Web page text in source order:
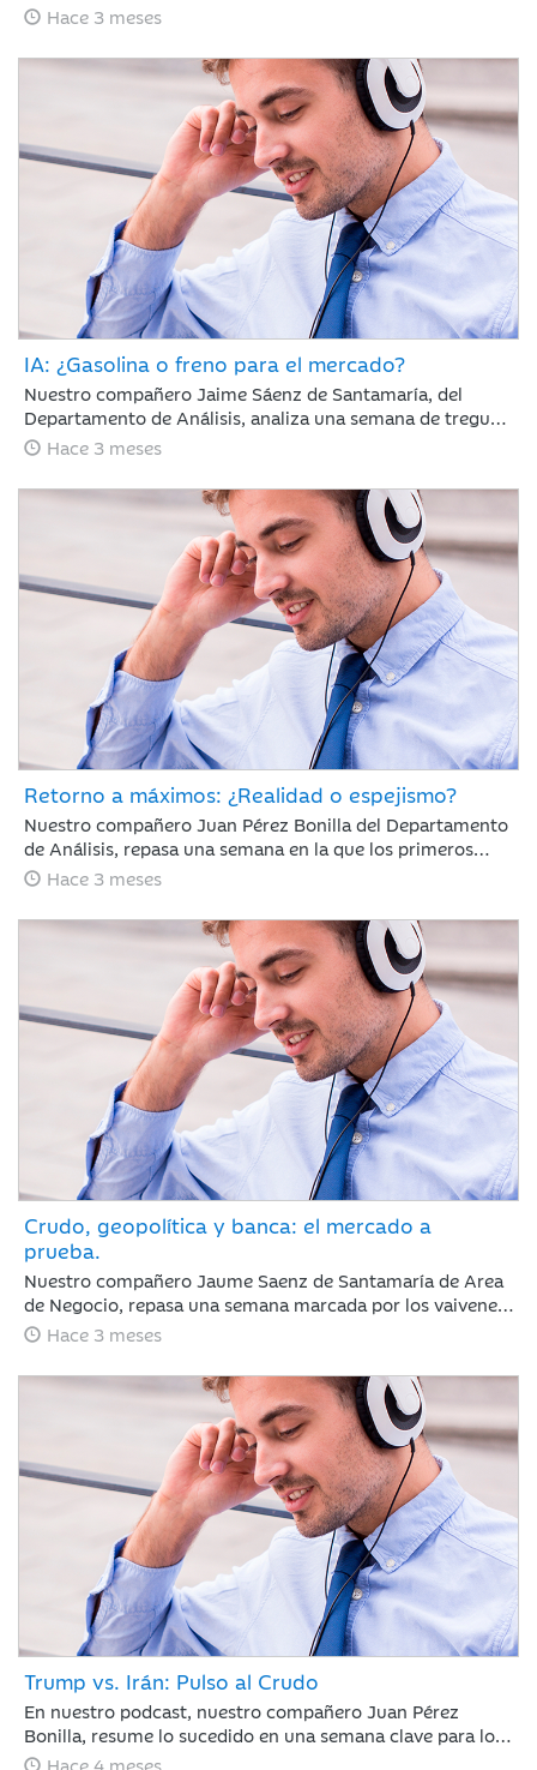
65 días con el estrecho de Ormuz cerrado y la tensión en
bloqueo, recuperando en abril gran parte del terreno
perdido en marzo.
Hace 3 meses
IA: ¿Gasolina o freno para el mercado?
Nuestro compañero Jaime Sáenz de Santamaría, del
Departamento de Análisis, analiza una semana de tregua
geopolítica en la que, pese a la falta de avances en las
empresariales retoman el protagonismo en las bolsas.
Hace 3 meses
Retorno a máximos: ¿Realidad o espejismo?
Nuestro compañero Juan Pérez Bonilla del Departamento
de Análisis, repasa una semana en la que los primeros
diálogos y pactos de alto al fuego han impulsado el
acercado a niveles previos al conflicto.
Hace 3 meses
Crudo, geopolítica y banca: el mercado a
prueba.
Nuestro compañero Jaume Saenz de Santamaría de Area
de Negocio, repasa una semana marcada por los vaivenes
en las negociaciones entre Irán y EEUU, la noticia positiva
de forma abrupta como podría esperarse.
Hace 3 meses
Trump vs. Irán: Pulso al Crudo
En nuestro podcast, nuestro compañero Juan Pérez
Bonilla, resume lo sucedido en una semana clave para los
mercados en la que Trump ha vuelto a retrasar el
Hace 4 meses